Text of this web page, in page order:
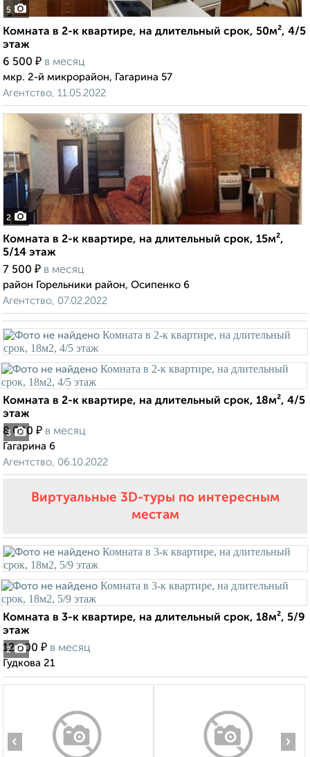
5
Комната в 2-к квартире, на длительный срок, 50м², 4/5
этаж
6 500 ₽ в месяц
мкр. 2-й микрорайон, Гагарина 57
Агентство, 11.05.2022
2
Комната в 2-к квартире, на длительный срок, 15м²,
5/14 этаж
7 500 ₽ в месяц
район Горельники район, Осипенко 6
Агентство, 07.02.2022
3
Комната в 2-к квартире, на длительный срок, 18м², 4/5
этаж
8 000 ₽ в месяц
Гагарина 6
Агентство, 06.10.2022
Виртуальные 3D-туры по интересным
местам
2
Комната в 3-к квартире, на длительный срок, 18м², 5/9
этаж
12 000 ₽ в месяц
Гудкова 21
‹ ›